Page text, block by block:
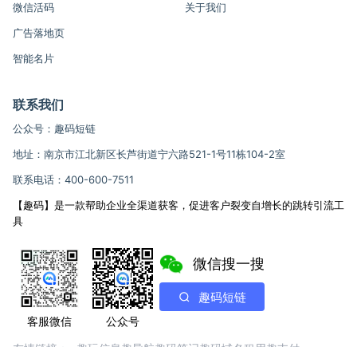
微信活码
广告落地页
智能名片
关于我们
联系我们
公众号：趣码短链
地址：南京市江北新区长芦街道宁六路521-1号11栋104-2室
联系电话：400-600-7511
【趣码】是一款帮助企业全渠道获客，促进客户裂变自增长的跳转引流工
具
客服微信 公众号
微信搜一搜
趣码短链